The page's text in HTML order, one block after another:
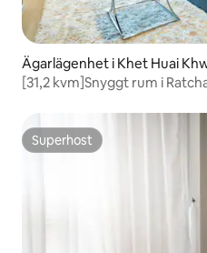
Ägarlägenhet i Khet Huai
[31,2 kvm]Snyggt rum i
Superhost
Superhost